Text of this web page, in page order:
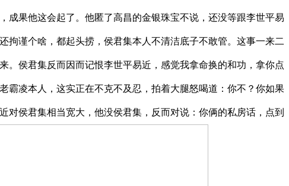
成果他这会起了。他匿了高昌的金银珠宝不说，还没等跟李世平易
谨个啥，都起头捞，侯君集本人不清洁底子不敢管。这事一来二
。侯君集反而因而记恨李世平易近，感觉我拿命换的和功，拿你点
霸凌本人，这实正在不克不及忍，拍着大腿怒喝道：你不？你如果
侯君集相当宽大，他没侯君集，反而对说：你俩的私房话，点到